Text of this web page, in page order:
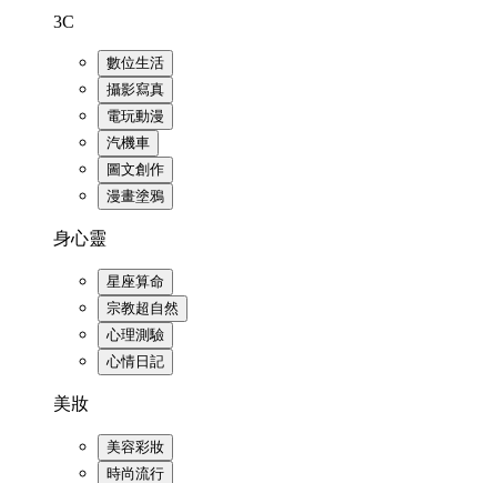
3C
數位生活
攝影寫真
電玩動漫
汽機車
圖文創作
漫畫塗鴉
身心靈
星座算命
宗教超自然
心理測驗
心情日記
美妝
美容彩妝
時尚流行